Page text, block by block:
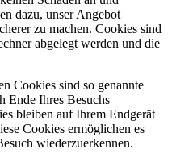
dazu, unser Angebot
zu machen. Cookies sind
abgelegt werden und die
Cookies sind so genannte
Ende Ihres Besuchs
bleiben auf Ihrem Endgerät
Cookies ermöglichen es
wiederzuerkennen.